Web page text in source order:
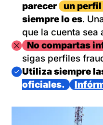
parecer
un
siempre lo es.
que la cuenta sea
ImagenNo compartas
sigas perfiles
Imagen
Utiliza siempre
oficiales.